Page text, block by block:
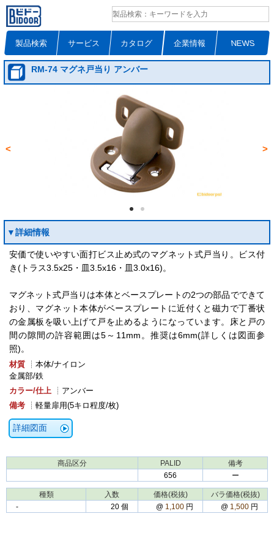
製品検索 サービス カタログ 企業情報 NEWS
RM-74 マグネ戸当り アンバー
< >
▼詳細情報
安価で使いやすい面打ビス止め式のマグネット式戸当り。ビス付
き(トラス3.5x25・皿3.5x16・皿3.0x16)。
マグネット式戸当りは本体とベースプレートの2つの部品でできて
おり、マグネット本体がベースプレートに近付くと磁力で丁番状
の金属板を吸い上げて戸を止めるようになっています。床と戸の
間の隙間の許容範囲は5～11mm。推奨は6mm(詳しくは図面参
照)。
材質
┊本体/ナイロン
金属部/鉄
カラー/仕上
┊アンバー
備考
┊軽量扉用(5キロ程度/枚)
詳細図面
商品区分 PALID
備考
656
ー
種類 入数 価格(税抜)
バラ価格(税抜)
‐
20 個 @ 1,100 円 @ 1,500 円